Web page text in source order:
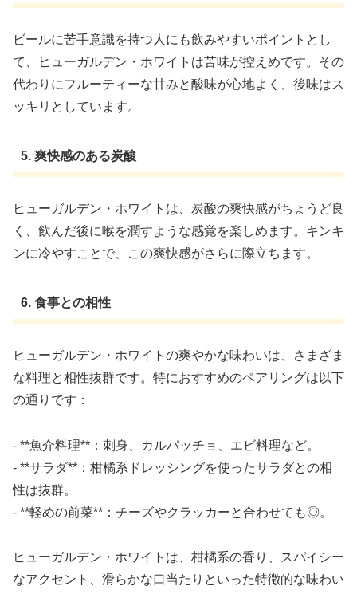
ビールに苦手意識を持つ人にも飲みやすいポイントとし
て、ヒューガルデン・ホワイトは苦味が控えめです。その
代わりにフルーティーな甘みと酸味が心地よく、後味はス
ッキリとしています。
5. 爽快感のある炭酸
ヒューガルデン・ホワイトは、炭酸の爽快感がちょうど良
く、飲んだ後に喉を潤すような感覚を楽しめます。キンキ
ンに冷やすことで、この爽快感がさらに際立ちます。
6. 食事との相性
ヒューガルデン・ホワイトの爽やかな味わいは、さまざま
な料理と相性抜群です。特におすすめのペアリングは以下
の通りです：
- **魚介料理**：刺身、カルパッチョ、エビ料理など。
- **サラダ**：柑橘系ドレッシングを使ったサラダとの相
性は抜群。
- **軽めの前菜**：チーズやクラッカーと合わせても◎。
ヒューガルデン・ホワイトは、柑橘系の香り、スパイシー
なアクセント、滑らかな口当たりといった特徴的な味わい